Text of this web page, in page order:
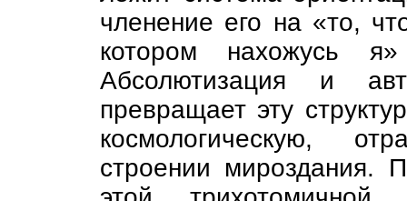
членение его на «то,
котором нахожусь
Абсолютизация и
превращает эту
космологическую,
строении мироздания.